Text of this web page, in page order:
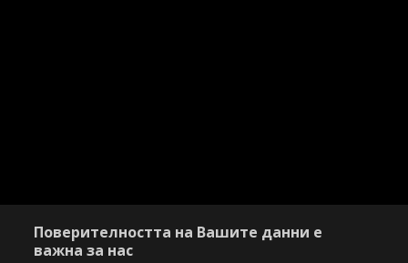
Поверителността на Вашите данни е
важна за нас